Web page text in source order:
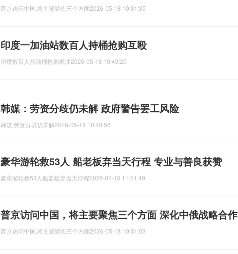
普京访问中国,将主要聚焦三个方面2026-05-18 10:31:35
印度一加油站数百人持桶抢购互殴
印度数百人持油桶抢购燃油2026-05-18 10:49:20
韩媒：劳资分歧仍未解 政府警告罢工风险
韩媒,劳资分歧仍未解2026-05-18 10:48:56
豪华游轮救53人 船老板弃当天行程 专业与善良获赞
豪华游轮救53人船老板弃当天行程2026-05-18 11:21:49
普京访问中国，将主要聚焦三个方面 深化中俄战略合作
普京访问中国,将主要聚焦三个方面2026-05-18 10:31:03